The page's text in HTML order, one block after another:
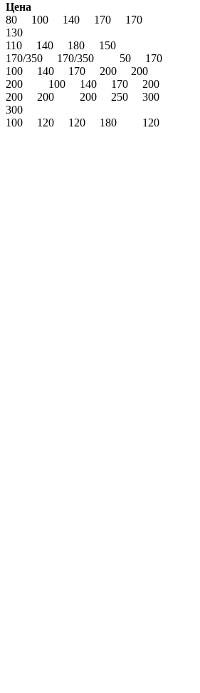
Цена
80 100 140 170
170
130
110 140 180
150
170/350 170/350 50 170
100 140 170 200
200
200
100 140 170
200
200
200 200 250
300
300
100 120 120 180
120